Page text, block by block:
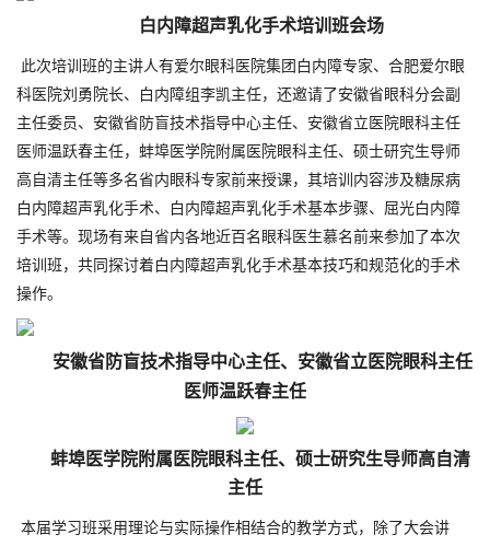
白内障超声乳化手术培训班会场
此次培训班的主讲人有爱尔眼科医院集团白内障专家、合肥爱尔眼
科医院刘勇院长、白内障组李凯主任，还邀请了安徽省眼科分会副
主任委员、安徽省防盲技术指导中心主任、安徽省立医院眼科主任
医师温跃春主任，蚌埠医学院附属医院眼科主任、硕士研究生导师
高自清主任等多名省内眼科专家前来授课，其培训内容涉及糖尿病
白内障超声乳化手术、白内障超声乳化手术基本步骤、屈光白内障
手术等。现场有来自省内各地近百名眼科医生慕名前来参加了本次
培训班，共同探讨着白内障超声乳化手术基本技巧和规范化的手术
操作。
安徽省防盲技术指导中心主任、安徽省立医院眼科主任
医师温跃春主任
蚌埠医学院附属医院眼科主任、硕士研究生导师高自清
主任
本届学习班采用理论与实际操作相结合的教学方式，除了大会讲